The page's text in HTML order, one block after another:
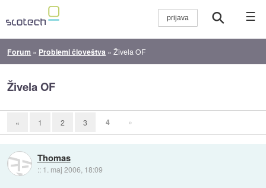
☰
Forum » Problemi človeštva »Živela OF
Živela OF
« 1 2 3 4 »
Thomas
:: 1. maj 2006, 18:09